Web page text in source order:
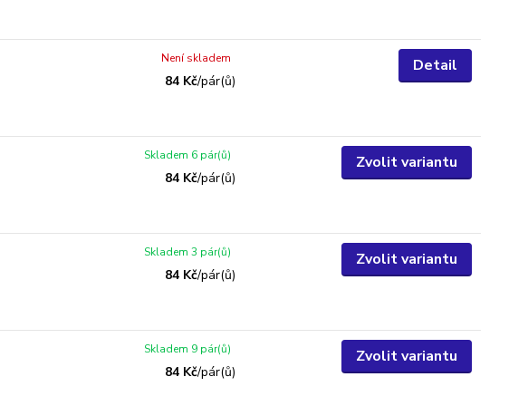
84 Kč/pár(ů)
Není skladem Detail
84 Kč/pár(ů)
Skladem 6 pár(ů) Zvolit variantu
84 Kč/pár(ů)
Skladem 3 pár(ů) Zvolit variantu
84 Kč/pár(ů)
Skladem 9 pár(ů) Zvolit variantu